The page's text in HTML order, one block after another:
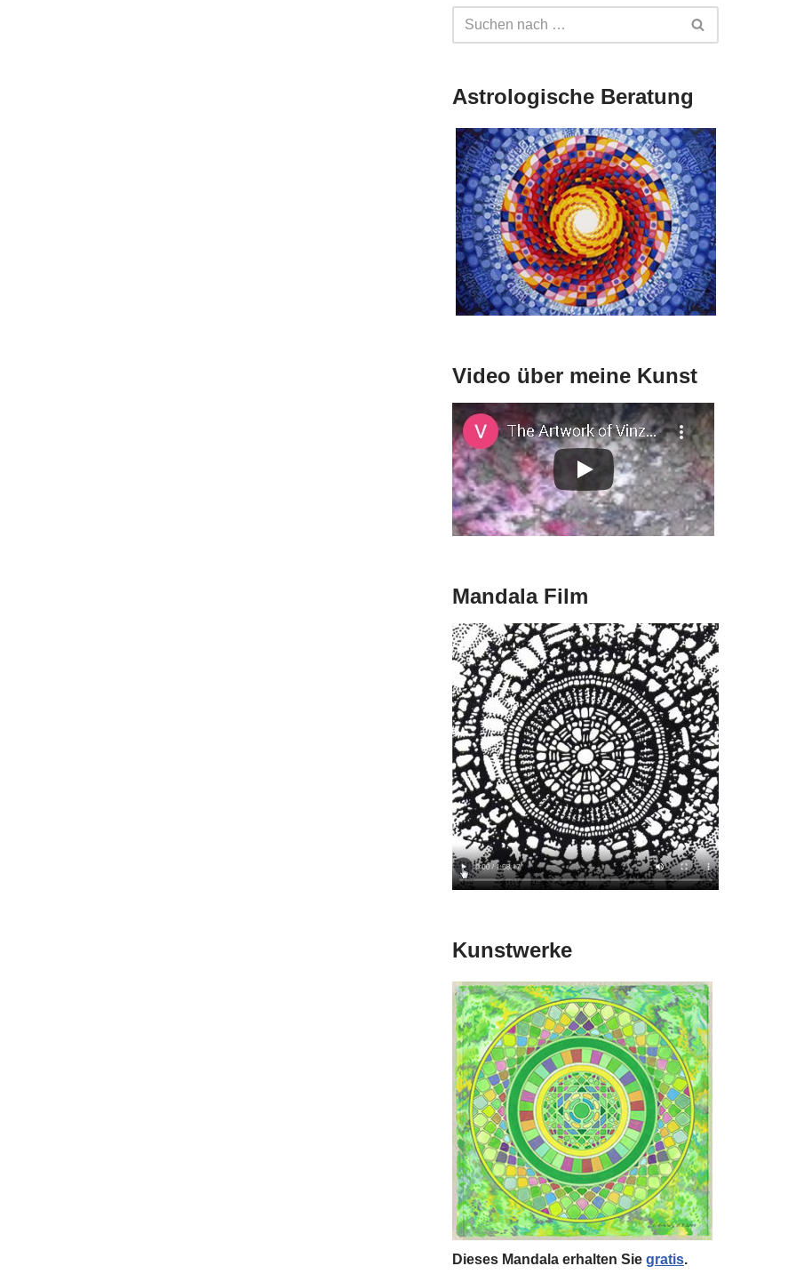
Astrologische Beratung
Video über meine Kunst
Mandala Film
Kunstwerke
Dieses Mandala erhalten Sie gratis.